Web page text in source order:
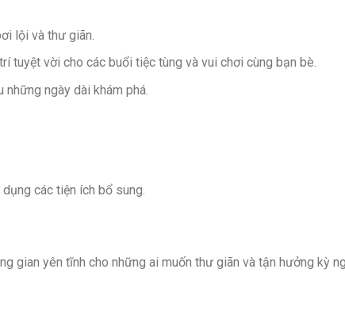
lội và thư giãn.
tuyệt vời cho các buổi tiệc tùng và vui chơi cùng bạn bè.
ngày dài khám phá.
các tiện ích bổ sung.
gian yên tĩnh cho những ai muốn thư giãn và tận hưởng kỳ